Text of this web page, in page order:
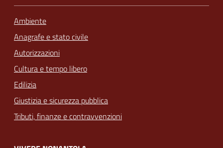
Ambiente
Anagrafe e stato civile
Autorizzazioni
Cultura e tempo libero
Edilizia
Giustizia e sicurezza pubblica
Tributi, finanze e contravvenzioni